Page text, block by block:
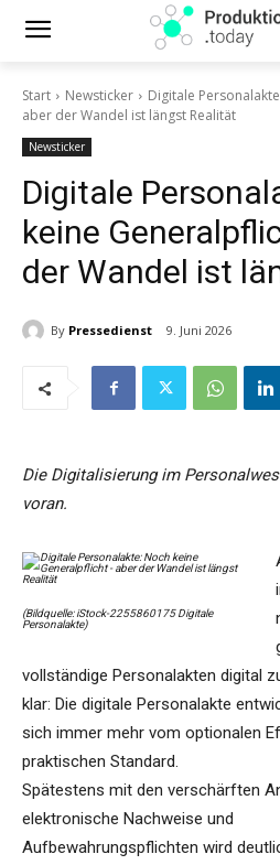
Start Newsticker
Digitale
aber der Wandel ist längst Realität
Newsticker
Digitale
keine
der Wandel ist
By Pressedienst 9. Juni 2026
Die Digitalisierung im
voran.
(Bildquelle: iStock-2255860175 Digitale
Personalakte)
vollständige Personalakten digital
klar: Die digitale Personalakte
sich immer mehr vom optionalen
praktischen Standard.
Spätestens mit den verschärften
elektronische Nachweise und
Aufbewahrungspflichten wird